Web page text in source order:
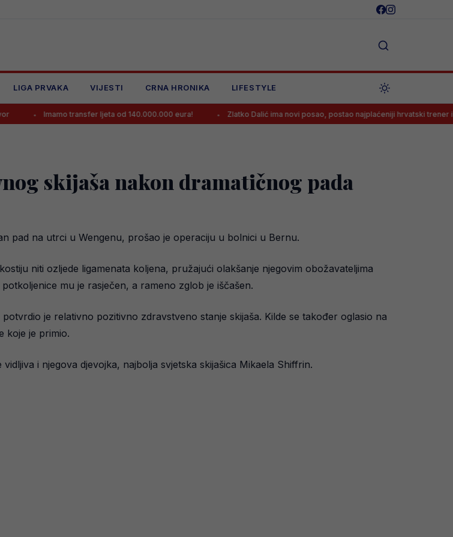
LIGA PRVAKA VIJESTI CRNA HRONIKA LIFESTYLE
transfer ljeta od 140.000.000 eura! Zlatko Dalić ima novi posao, postao najplaćeniji hrvatski trener ikada!
skijaša nakon dramatičnog pada
pad na utrci u Wengenu, prošao je operaciju u bolnici u Bernu.
niti ozljede ligamenata koljena, pružajući olakšanje njegovim obožavateljima
mu je rasječen, a rameno zglob je iščašen.
je relativno pozitivno zdravstveno stanje skijaša. Kilde se također oglasio na
koje je primio.
i njegova djevojka, najbolja svjetska skijašica Mikaela Shiffrin.